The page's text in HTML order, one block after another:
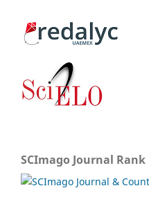
SCImago Journal Rank